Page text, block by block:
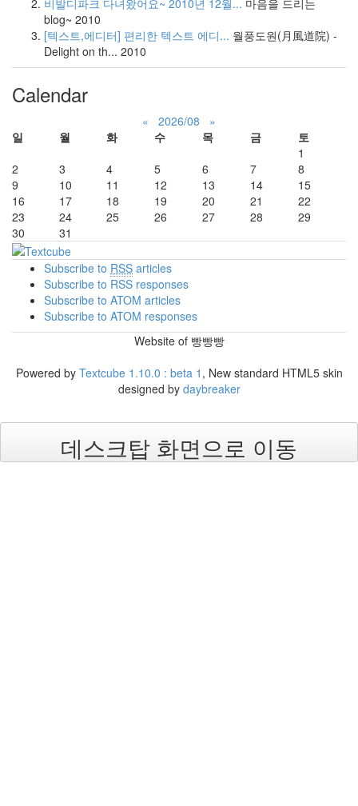
blog~ 2010
[텍스트,에디터] 편리한 텍스트 에디... 월풍도원(月風道院) -
Delight on th... 2010
Calendar
« 2026/08
»
일
월 화 수 목 금
토
1
2
3 4 5 6 7
8
9
10 11 12 13 14
15
16
17 18 19 20 21
22
23
24 25 26 27 28
29
30
31
Subscribe to RSS articles
Subscribe to RSS responses
Subscribe to ATOM articles
Subscribe to ATOM responses
Website of 빵빵빵
Powered by Textcube 1.10.0 : beta 1 , New standard HTML5 skin
designed by daybreaker
데스크탑 화면으로 이동